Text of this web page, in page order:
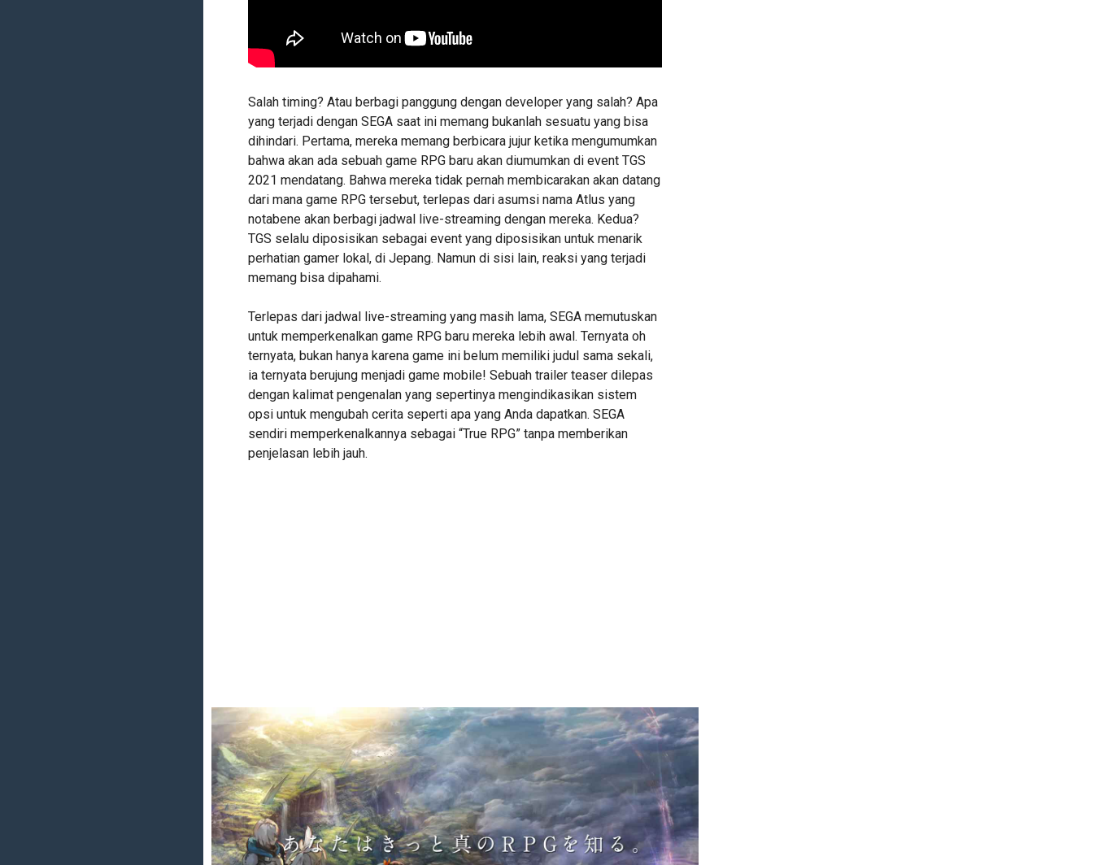
Salah timing? Atau berbagi panggung dengan developer yang salah? Apa
yang terjadi dengan SEGA saat ini memang bukanlah sesuatu yang bisa
dihindari. Pertama, mereka memang berbicara jujur ketika mengumumkan
bahwa akan ada sebuah game RPG baru akan diumumkan di event TGS
2021 mendatang. Bahwa mereka tidak pernah membicarakan akan datang
dari mana game RPG tersebut, terlepas dari asumsi nama Atlus yang
notabene akan berbagi jadwal live-streaming dengan mereka. Kedua?
TGS selalu diposisikan sebagai event yang diposisikan untuk menarik
perhatian gamer lokal, di Jepang. Namun di sisi lain, reaksi yang terjadi
memang bisa dipahami.
Terlepas dari jadwal live-streaming yang masih lama, SEGA memutuskan
untuk memperkenalkan game RPG baru mereka lebih awal. Ternyata oh
ternyata, bukan hanya karena game ini belum memiliki judul sama sekali,
ia ternyata berujung menjadi game mobile! Sebuah trailer teaser dilepas
dengan kalimat pengenalan yang sepertinya mengindikasikan sistem
opsi untuk mengubah cerita seperti apa yang Anda dapatkan. SEGA
sendiri memperkenalkannya sebagai “True RPG” tanpa memberikan
penjelasan lebih jauh.